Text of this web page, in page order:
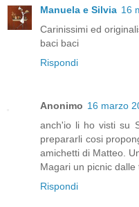
Manuela e Silvia 16
Carinissimi ed
baci baci
Rispondi
Anonimo 16 marzo
anch'io li ho visti su
prepararli cosi
amichetti di Matteo.
Magari un picnic
Rispondi